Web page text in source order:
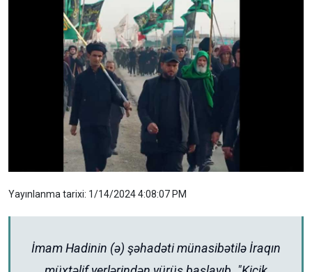
Yayınlanma tarixi: 1/14/2024 4:08:07 PM
İmam Hadinin (ə) şəhadəti münasibətilə İraqın